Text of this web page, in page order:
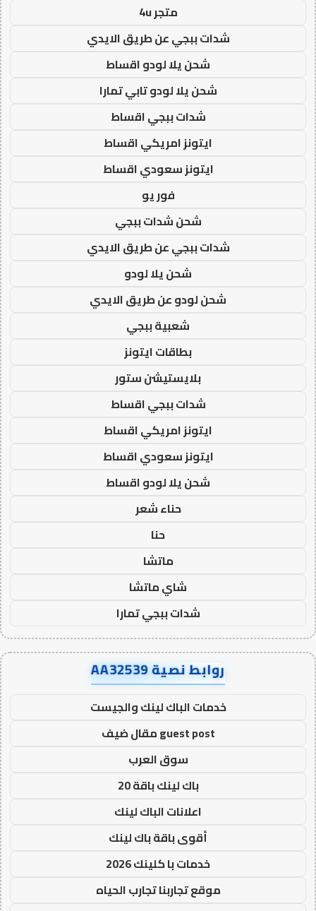
متجر 4u
شدات ببجي عن طريق الايدي
شحن يلا لودو اقساط
شحن يلا لودو تابي تمارا
شدات ببجي اقساط
ايتونز امريكي اقساط
ايتونز سعودي اقساط
فور يو
شحن شدات ببجي
شدات ببجي عن طريق الايدي
شحن يلا لودو
شحن لودو عن طريق الايدي
شعبية ببجي
بطاقات ايتونز
بلايستيشن ستور
شدات ببجي اقساط
ايتونز امريكي اقساط
ايتونز سعودي اقساط
شحن يلا لودو اقساط
حناء شعر
حنا
ماتشا
شاي ماتشا
شدات ببجي تمارا
روابط نصية AA32539
خدمات الباك لينك والجيست
guest post مقال ضيف
سوق العرب
باك لينك باقة 20
اعلانات الباك لينك
أقوى باقة باك لينك
خدمات با كلينك 2026
موقع تجاربنا تجارب الحياه